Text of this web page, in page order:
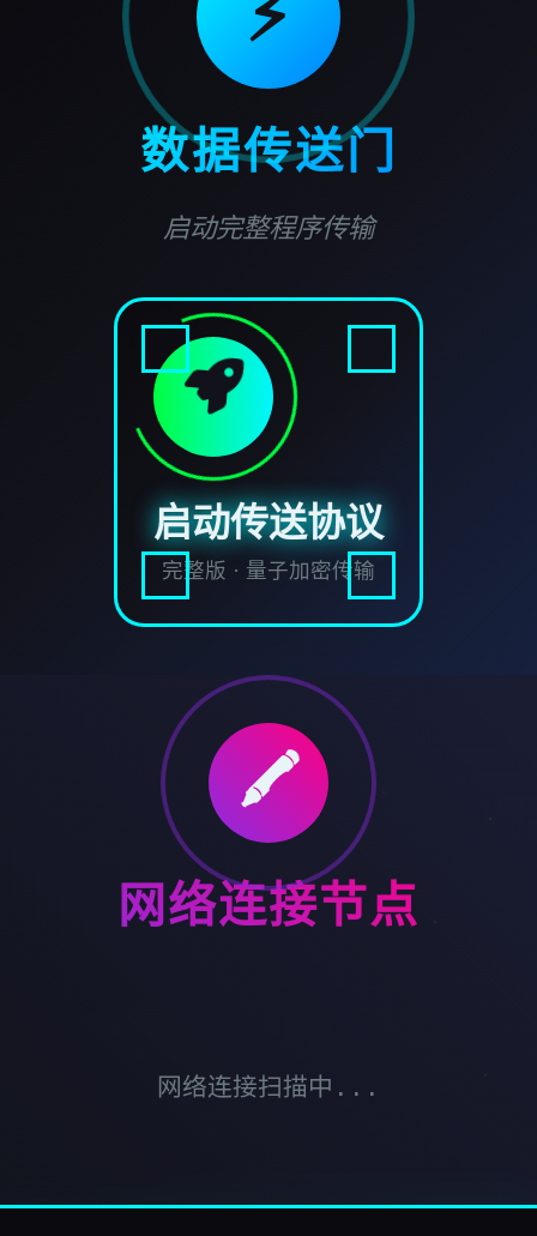
⚡
数据传送门
启动完整程序传输
启动传送协议
完整版 · 量子加密传输
🖍️
网络连接节点
网络连接扫描中...